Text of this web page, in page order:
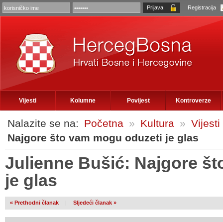
Registracija
Vijesti Kolumne Povijest Kontroverze
Nalazite se na: Početna » Kultura » Vijesti
Najgore što vam mogu oduzeti je glas
Julienne Bušić: Najgore
je glas
« Prethodni članak | Sljedeći članak »